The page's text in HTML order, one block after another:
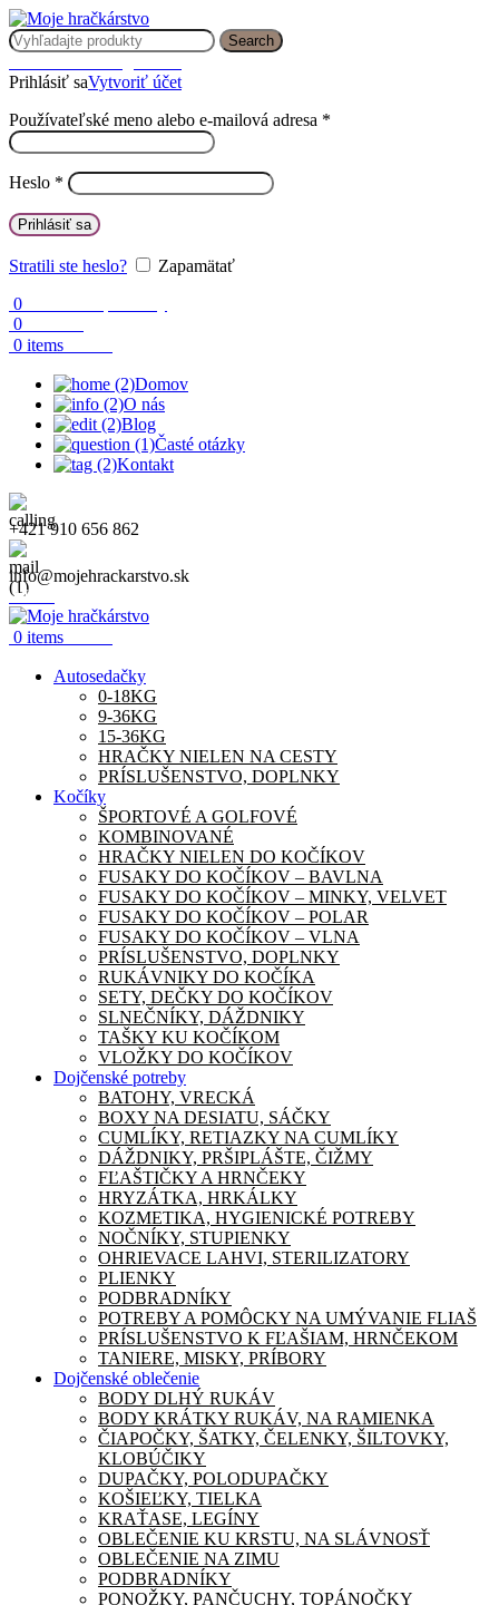
Search
Prihlásiť saVytvoriť účet
Používateľské meno alebo e-mailová adresa *
Heslo *
Prihlásiť sa
Stratili ste heslo?
Zapamätať
0
0
0 items
Domov
O nás
Blog
Časté otázky
Kontakt
+421 910 656 862
info@mojehrackarstvo.sk
Menu
0 items
Autosedačky
0-18KG
9-36KG
15-36KG
HRAČKY NIELEN NA CESTY
PRÍSLUŠENSTVO, DOPLNKY
Kočíky
ŠPORTOVÉ A GOLFOVÉ
KOMBINOVANÉ
HRAČKY NIELEN DO KOČÍKOV
FUSAKY DO KOČÍKOV – BAVLNA
FUSAKY DO KOČÍKOV – MINKY, VELVET
FUSAKY DO KOČÍKOV – POLAR
FUSAKY DO KOČÍKOV – VLNA
PRÍSLUŠENSTVO, DOPLNKY
RUKÁVNIKY DO KOČÍKA
SETY, DEČKY DO KOČÍKOV
SLNEČNÍKY, DÁŽDNIKY
TAŠKY KU KOČÍKOM
VLOŽKY DO KOČÍKOV
Dojčenské potreby
BATOHY, VRECKÁ
BOXY NA DESIATU, SÁČKY
CUMLÍKY, RETIAZKY NA CUMLÍKY
DÁŽDNIKY, PRŠIPLÁŠTE, ČIŽMY
FĽAŠTIČKY A HRNČEKY
HRYZÁTKA, HRKÁLKY
KOZMETIKA, HYGIENICKÉ POTREBY
NOČNÍKY, STUPIENKY
OHRIEVACE LAHVI, STERILIZATORY
PLIENKY
PODBRADNÍKY
POTREBY A POMÔCKY NA UMÝVANIE FLIAŠ
PRÍSLUŠENSTVO K FĽAŠIAM, HRNČEKOM
TANIERE, MISKY, PRÍBORY
Dojčenské oblečenie
BODY DLHÝ RUKÁV
BODY KRÁTKY RUKÁV, NA RAMIENKA
ČIAPOČKY, ŠATKY, ČELENKY, ŠILTOVKY,
KLOBÚČIKY
DUPAČKY, POLODUPAČKY
KOŠIEĽKY, TIELKA
KRAŤASE, LEGÍNY
OBLEČENIE KU KRSTU, NA SLÁVNOSŤ
OBLEČENIE NA ZIMU
PODBRADNÍKY
PONOŽKY, PANČUCHY, TOPÁNOČKY